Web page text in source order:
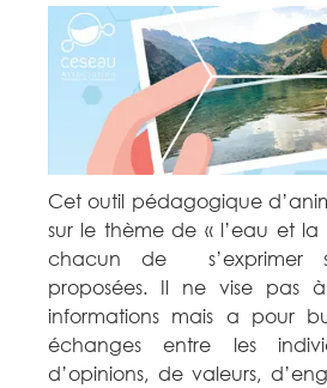
Cet outil pédagogique
sur le thème de « l’eau et
chacun de s’exprimer
proposées. Il ne vise pas
informations mais a pour
échanges entre les
d’opinions, de valeurs,